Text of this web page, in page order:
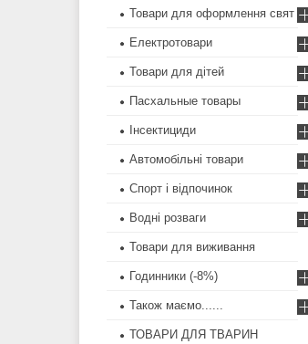
Товари для оформлення свят
Електротовари
Товари для дітей
Пасхальные товары
Інсектициди
Автомобільні товари
Спорт і відпочинок
Водні розваги
Товари для виживання
Годинники (-8%)
Також маємо......
ТОВАРИ ДЛЯ ТВАРИН